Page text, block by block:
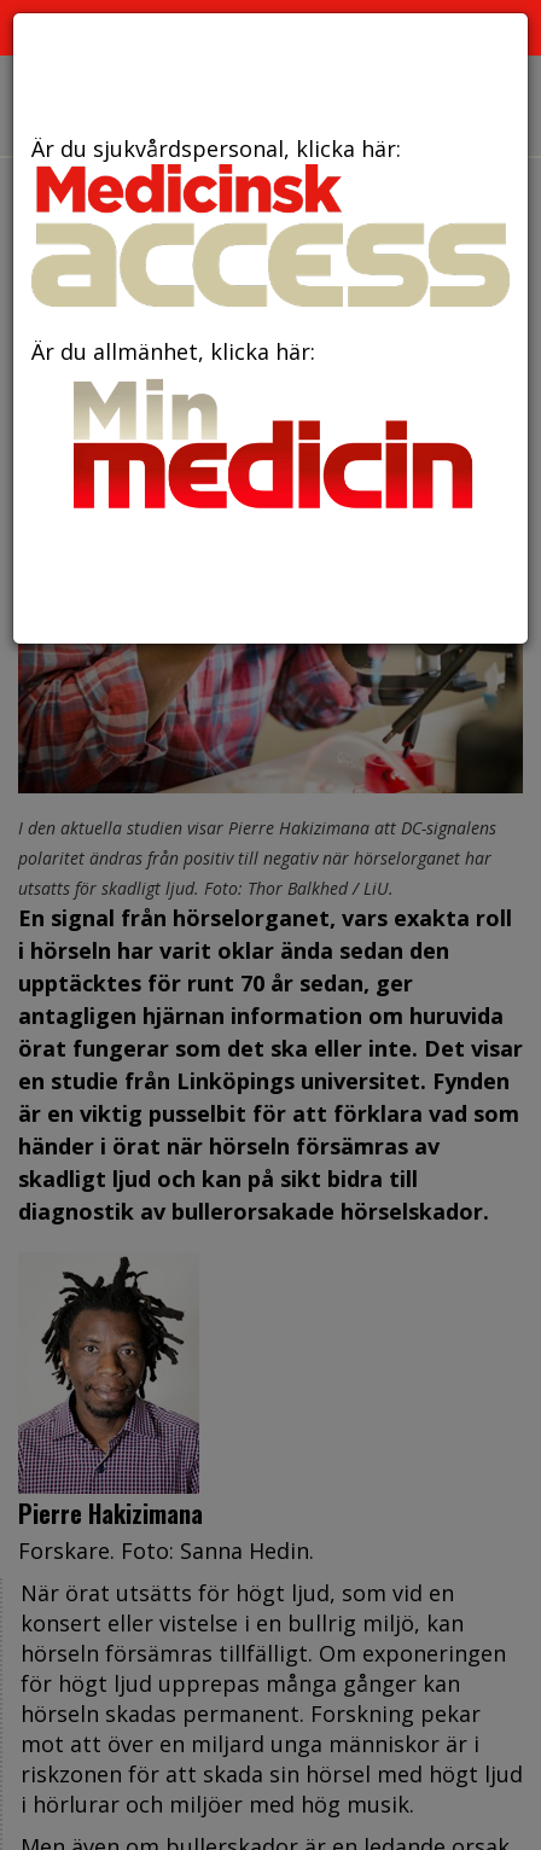
den 4 juli 2023
Så kan örat meddela
hjärnan om hörseln skadats
I den aktuella studien visar Pierre Hakizimana att DC-signalens
polaritet ändras från positiv till negativ när hörselorganet har
utsatts för skadligt ljud. Foto: Thor Balkhed / LiU.
En signal från hörselorganet, vars exakta roll
i hörseln har varit oklar ända sedan den
upptäcktes för runt 70 år sedan, ger
antagligen hjärnan information om huruvida
örat fungerar som det ska eller inte. Det visar
en studie från Linköpings universitet. Fynden
är en viktig pusselbit för att förklara vad som
händer i örat när hörseln försämras av
skadligt ljud och kan på sikt bidra till
diagnostik av bullerorsakade hörselskador.
Pierre Hakizimana
Forskare. Foto: Sanna Hedin.
När örat utsätts för högt ljud, som vid en
konsert eller vistelse i en bullrig miljö, kan
hörseln försämras tillfälligt. Om exponeringen
för högt ljud upprepas många gånger kan
hörseln skadas permanent. Forskning pekar
mot att över en miljard unga människor är i
riskzonen för att skada sin hörsel med högt ljud
i hörlurar och miljöer med hög musik.
Är du sjukvårdspersonal, klicka här:
Är du allmänhet, klicka här: